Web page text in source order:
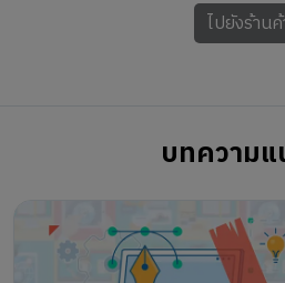
ไปยังร้านค้
บทความแ